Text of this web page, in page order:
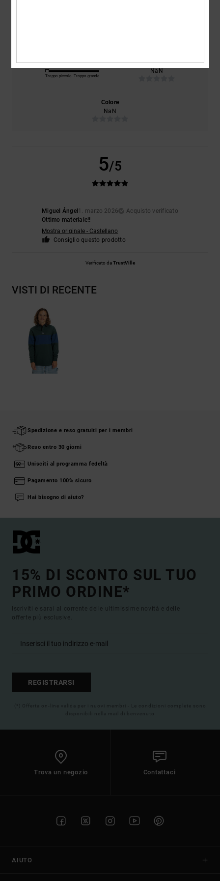
Taglia
Troppo piccolo Troppo grande
Materiale
NaN
Colore
NaN
5/5
Miguel Ángel 1. marzo 2026
Acquisto verificato
Ottimo materiale!!
Mostra originale - Castellano
Consiglio questo prodotto
Verificato daTrustVille
VISTI DI RECENTE
Spedizione e reso gratuiti per i membri
Reso entro 30 giorni
Unisciti al programma fedeltà
Pagamento 100% sicuro
Hai bisogno di aiuto?
15% DI SCONTO SUL TUO
PRIMO ORDINE*
Iscriviti e sarai al corrente delle ultimissime novità e delle
offerte più esclusive.
REGISTRARSI
(*) Offerta on-line valida per i nuovi membri - Le condizioni complete sono
disponibili nella mail di benvenuto
Trova un negozio Contattaci
AIUTO